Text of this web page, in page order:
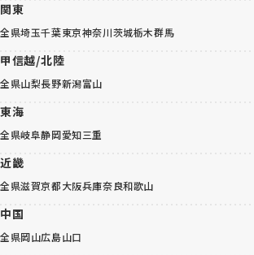
関東
全県埼玉千葉東京神奈川茨城栃木群馬
甲信越/北陸
全県山梨長野新潟富山
東海
全県岐阜静岡愛知三重
近畿
全県滋賀京都大阪兵庫奈良和歌山
中国
全県岡山広島山口